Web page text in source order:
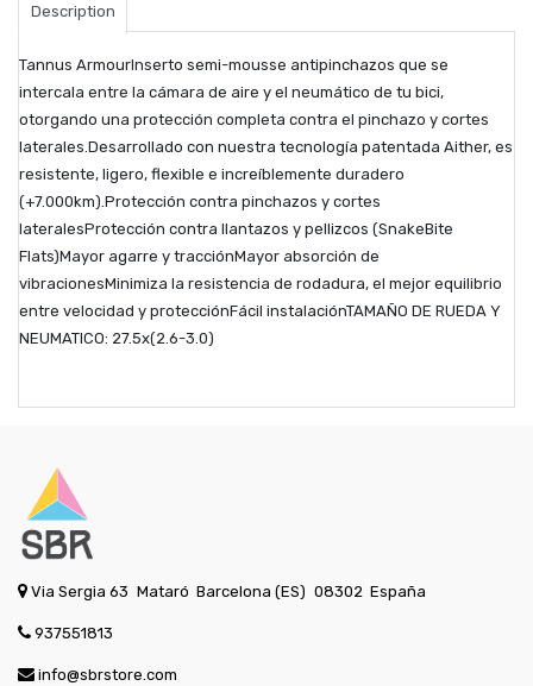
Description
Tannus ArmourInserto semi-mousse antipinchazos que se
intercala entre la cámara de aire y el neumático de tu bici,
otorgando una protección completa contra el pinchazo y cortes
laterales.Desarrollado con nuestra tecnología patentada Aither, es
resistente, ligero, flexible e increíblemente duradero
(+7.000km).Protección contra pinchazos y cortes
lateralesProtección contra llantazos y pellizcos (SnakeBite
Flats)Mayor agarre y tracciónMayor absorción de
vibracionesMinimiza la resistencia de rodadura, el mejor equilibrio
entre velocidad y protecciónFácil instalaciónTAMAÑO DE RUEDA Y
NEUMATICO: 27.5x(2.6-3.0)
Via Sergia 63 Mataró Barcelona (ES) 08302 España
937551813
info@sbrstore.com